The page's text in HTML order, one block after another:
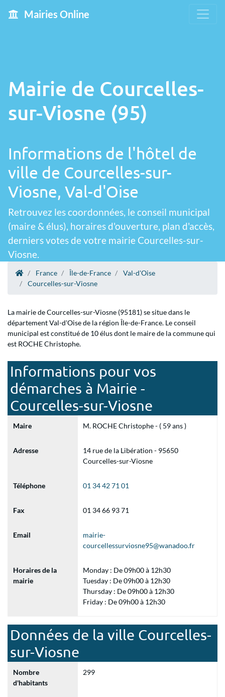
Mairies Online
Mairie de Courcelles-
sur-Viosne (95)
Informations de l'hôtel de
ville de Courcelles-sur-
Viosne, Val-d'Oise
Retrouvez les coordonnées, le conseil municipal
(maire & élus), horaires d'ouverture, plan d'accès,
derniers votes de votre mairie Courcelles-sur-
Viosne.
France Île-de-France
Val-d'Oise
Courcelles-sur-Viosne
La mairie de Courcelles-sur-Viosne (95181) se situe dans le
département Val-d'Oise de la région Île-de-France. Le conseil
municipal est constitué de 10 élus dont le maire de la commune qui
est ROCHE Christophe.
Informations pour vos
démarches à Mairie -
Courcelles-sur-Viosne
Maire M. ROCHE Christophe - ( 59 ans )
Adresse
14 rue de la Libération - 95650
Courcelles-sur-Viosne
Téléphone 01 34 42 71 01
Fax 01 34 66 93 71
Email
mairie-
courcellessurviosne95@wanadoo.fr
Horaires de la
mairie
Monday : De 09h00 à 12h30
Tuesday : De 09h00 à 12h30
Thursday : De 09h00 à 12h30
Friday : De 09h00 à 12h30
Données de la ville Courcelles-
sur-Viosne
Nombre
d'habitants
299